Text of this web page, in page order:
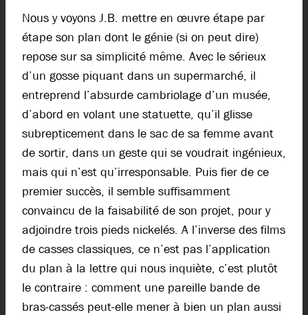
Nous y voyons J.B. mettre en œuvre étape par
étape son plan dont le génie (si on peut dire)
repose sur sa simplicité même. Avec le sérieux
d’un gosse piquant dans un supermarché, il
entreprend l’absurde cambriolage d’un musée,
d’abord en volant une statuette, qu’il glisse
subrepticement dans le sac de sa femme avant
de sortir, dans un geste qui se voudrait ingénieux,
mais qui n’est qu’irresponsable. Puis fier de ce
premier succès, il semble suffisamment
convaincu de la faisabilité de son projet, pour y
adjoindre trois pieds nickelés. A l’inverse des films
de casses classiques, ce n’est pas l’application
du plan à la lettre qui nous inquiète, c’est plutôt
le contraire : comment une pareille bande de
bras-cassés peut-elle mener à bien un plan aussi